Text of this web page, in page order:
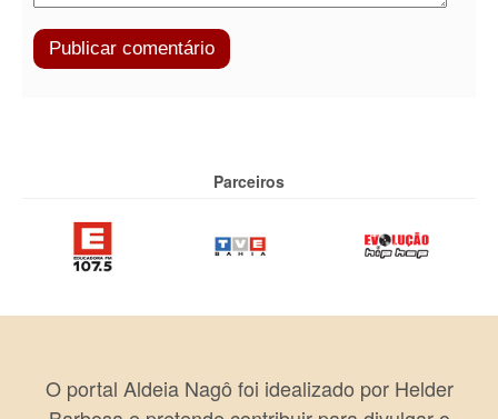
Parceiros
O portal Aldeia Nagô foi idealizado por Helder